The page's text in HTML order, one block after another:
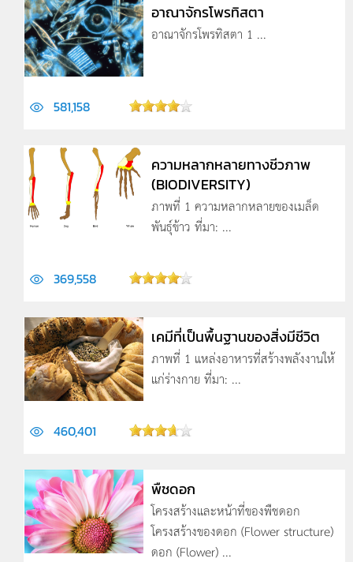
อาณาจักรโพรทิสตา
อาณาจักรโพรทิสตา 1 ...
581,158
ความหลากหลายทางชีวภาพ
(BIODIVERSITY)
ภาพที่ 1 ความหลากหลายของเมล็ด
พันธุ์ข้าว ที่มา: ...
369,558
เคมีที่เป็นพื้นฐานของสิ่งมีชีวิต
ภาพที่ 1 แหล่งอาหารที่สร้างพลังงานให้
แก่ร่างกาย ที่มา: ...
460,401
พืชดอก
โครงสร้างและหน้าที่ของพืชดอก
โครงสร้างของดอก (Flower structure)
ดอก (Flower) ...